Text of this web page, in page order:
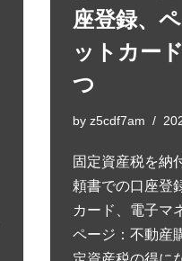
座登録、
ットカー
つ
by z5cdf7am
固定資産税を納
頼書での口座登
カード、電子マ
ページ：不動産